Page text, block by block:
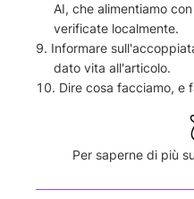
AI, che alimentiamo
verificate localmente.
Informare
dato vita all'articolo.
Dire cosa facciamo, e
Per saperne di più su